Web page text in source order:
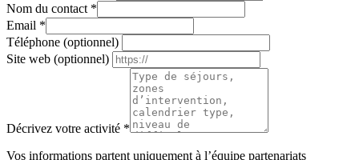
Nom du contact *
Email *
Téléphone (optionnel)
Site web (optionnel)
Décrivez votre activité *
Vos informations partent uniquement à l’équipe partenariats